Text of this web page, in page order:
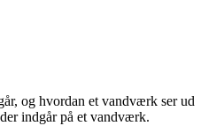
og hvordan et vandværk ser ud
indgår på et vandværk.